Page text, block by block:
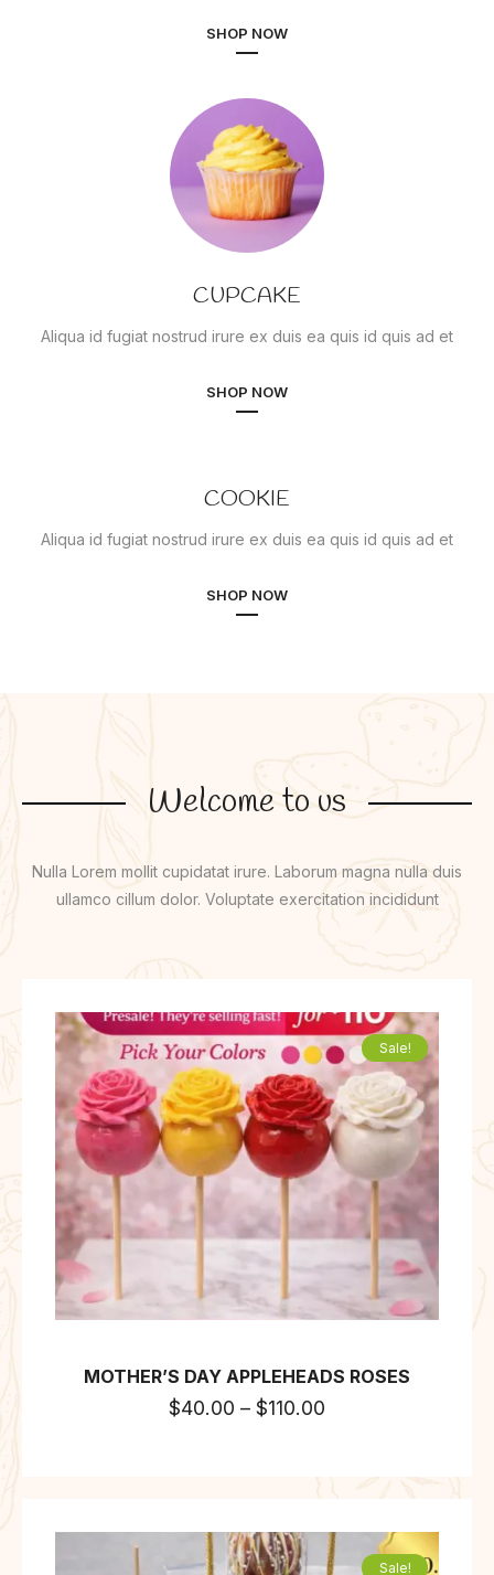
SHOP NOW
CUPCAKE
Aliqua id fugiat nostrud irure ex duis ea quis id quis ad et
SHOP NOW
COOKIE
Aliqua id fugiat nostrud irure ex duis ea quis id quis ad et
SHOP NOW
Welcome to us
Nulla Lorem mollit cupidatat irure. Laborum magna nulla duis
ullamco cillum dolor. Voluptate exercitation incididunt
Sale!
MOTHER’S DAY APPLEHEADS ROSES
$40.00 – $110.00
Sale!